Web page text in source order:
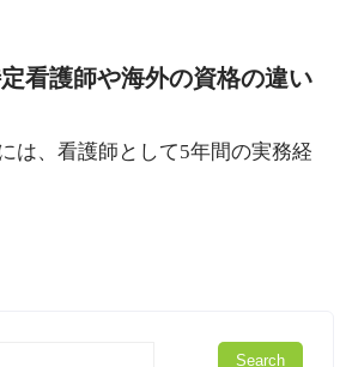
看護師や海外の資格の違い
は、看護師として5年間の実務経